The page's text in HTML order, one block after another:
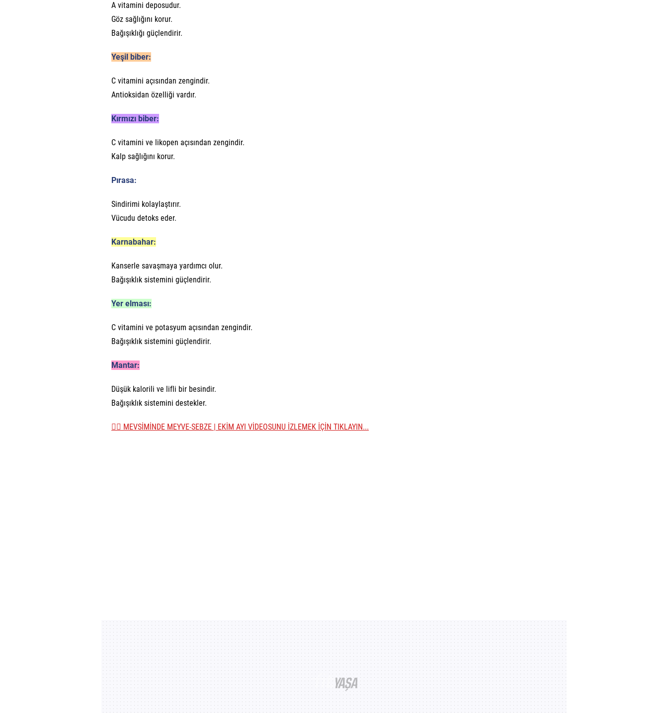
A vitamini deposudur.
Göz sağlığını korur.
Bağışıklığı güçlendirir.
Yeşil biber:
C vitamini açısından zengindir.
Antioksidan özelliği vardır.
Kırmızı biber:
C vitamini ve likopen açısından zengindir.
Kalp sağlığını korur.
Pırasa:
Sindirimi kolaylaştırır.
Vücudu detoks eder.
Karnabahar:
Kanserle savaşmaya yardımcı olur.
Bağışıklık sistemini güçlendirir.
Yer elması:
C vitamini ve potasyum açısından zengindir.
Bağışıklık sistemini güçlendirir.
Mantar:
Düşük kalorili ve lifli bir besindir.
Bağışıklık sistemini destekler.
👉🏼 MEVSİMİNDE MEYVE-SEBZE | EKİM AYI VİDEOSUNU İZLEMEK İÇİN TIKLAYIN...